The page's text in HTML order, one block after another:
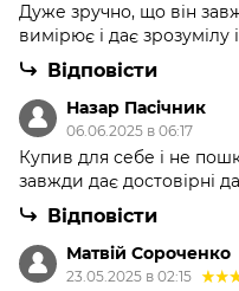
Дуже зручно, що він
вимірює і дає зрозумілу
Відповісти
Назар Пасічник
06.06.2025 в 06:17
Купив для себе і не
завжди дає достовірні
Відповісти
Матвій Сороченко
23.05.2025 в 02:15